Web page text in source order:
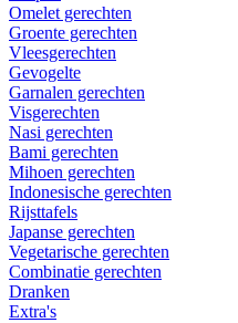
Omelet gerechten
Groente gerechten
Vleesgerechten
Gevogelte
Garnalen gerechten
Visgerechten
Nasi gerechten
Bami gerechten
Mihoen gerechten
Indonesische gerechten
Rijsttafels
Japanse gerechten
Vegetarische gerechten
Combinatie gerechten
Dranken
Extra's